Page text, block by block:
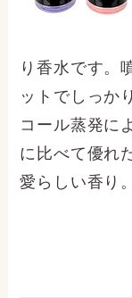
り香水です。
ットでしっか
コール蒸発に
に比べて優れ
愛らしい香り。